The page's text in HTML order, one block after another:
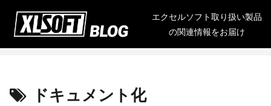
エクセルソフト取り扱い製品
の関連情報をお届け
ドキュメント化